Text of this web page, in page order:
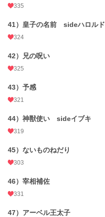
335
41）皇子の名前 sideハロルド
324
42）兄の呪い
325
43）予感
321
44）神獣使い sideイブキ
319
45）ないものねだり
303
46）宰相補佐
331
47）アーベル王太子